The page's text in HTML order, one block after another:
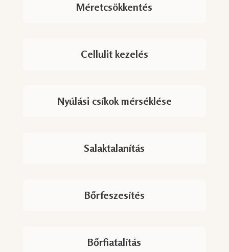
Méretcsökkentés
Cellulit kezelés
Nyúlási csíkok mérséklése
Salaktalanítás
Bőrfeszesítés
Bőrfiatalítás